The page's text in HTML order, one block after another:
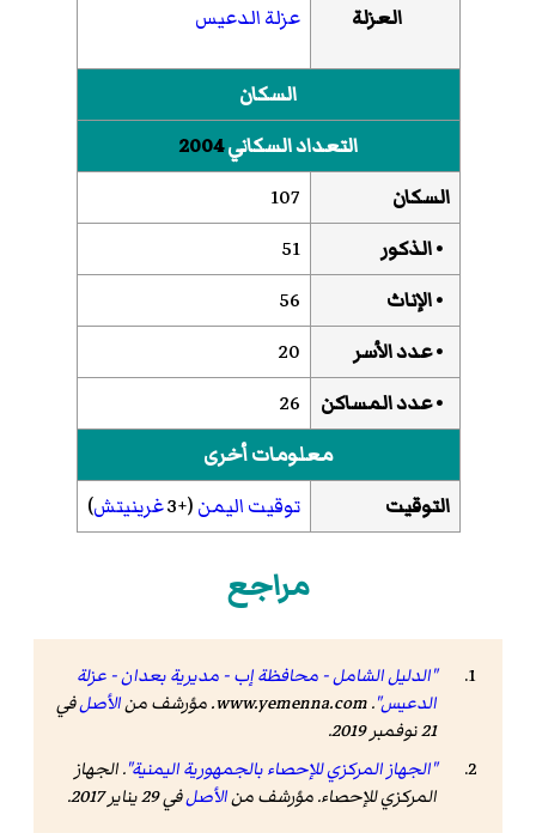
العزلة عزلة الدعيس
السكان
التعداد السكاني2004
السكان
107
• الذكور
51
• الإناث
56
• عدد الأسر
20
• عدد المساكن
26
معلومات أخرى
التوقيت
توقيت اليمن(+3 غرينيتش)
مراجع
"الدليل الشامل - محافظة إب - مديرية بعدان - عزلة
الدعيس".
www.yemenna.com. مؤرشف منالأصلفي
21 نوفمبر 2019
.
"الجهاز المركزي للإحصاء بالجمهورية اليمنية". الجهاز
المركزي للإحصاء. مؤرشف منالأصلفي 29 يناير 2017 .